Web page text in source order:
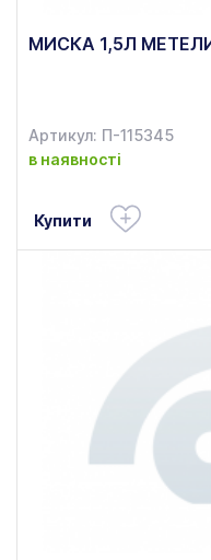
МИСКА 1,5Л
Артикул: П-115345
в наявності
Купити